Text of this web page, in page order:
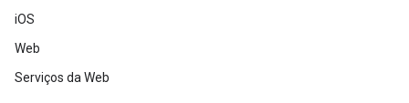
iOS
Web
Serviços da Web